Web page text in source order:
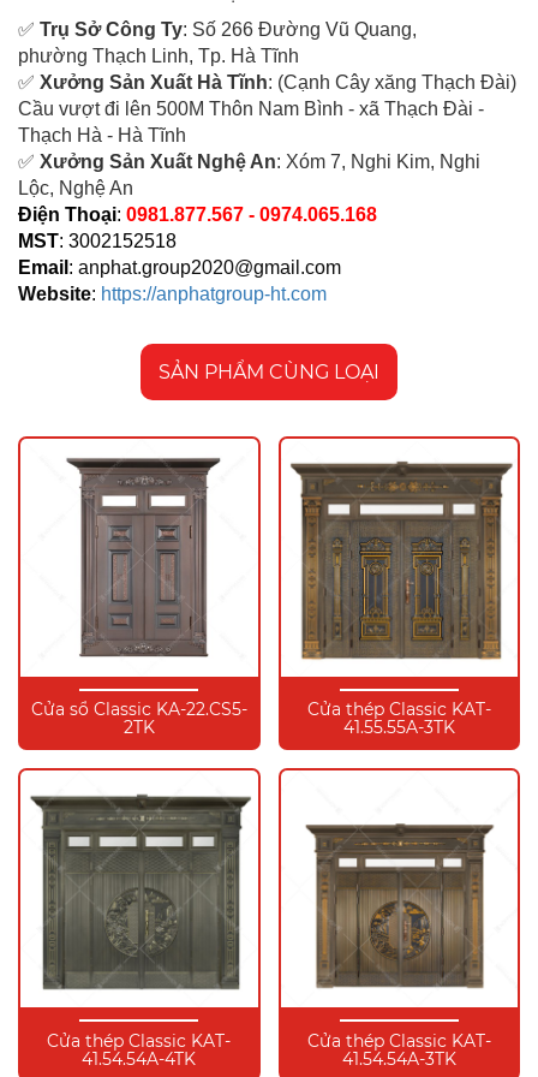
✅ Trụ Sở Công Ty: Số 266 Đường Vũ Quang,
phường Thạch Linh, Tp. Hà Tĩnh
✅ Xưởng Sản Xuất Hà Tĩnh: (Cạnh Cây xăng Thạch Đài)
Cầu vượt đi lên 500M Thôn Nam Bình - xã Thạch Đài -
Thạch Hà - Hà Tĩnh
✅ Xưởng Sản Xuất Nghệ An: Xóm 7, Nghi Kim, Nghi
Lộc, Nghệ An
Điện Thoại: 0981.877.567 - 0974.065.168
MST: 3002152518
Email : anphat.group2020@gmail.com
Website: https://anphatgroup-ht.com
SẢN PHẨM CÙNG LOẠI
Cửa sổ Classic KA-22.CS5-
2TK
Cửa thép Classic KAT-
41.55.55A-3TK
Cửa thép Classic KAT-
41.54.54A-4TK
Cửa thép Classic KAT-
41.54.54A-3TK